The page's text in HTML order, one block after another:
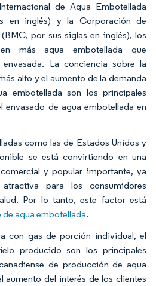
de Agua Embotellada
en inglés) y la Corporación de
por sus siglas en inglés), los
más agua embotellada que
La conciencia sobre la
alto y el aumento de la demanda
embotellada son los principales
envasado de agua embotellada en
como las de Estados Unidos y
se está convirtiendo en una
y popular importante, ya
para los consumidores
Por lo tanto, este factor está
agua embotellada.
con gas de porción individual, el
producido son los principales
de producción de agua
aumento del interés de los clientes